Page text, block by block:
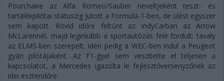
Pourchaire az Alfa Romeo/Sauber neveltjeként teszt- és
tartalékpilótai státuszig jutott a Formula-1-ben, de ülést egyszer
sem kapott. Rövid időre feltűnt az IndyCarban az Arrow
McLarennél, majd leginkább a sportautózás felé fordult: tavaly
az ELMS-ben szerepelt, idén pedig a WEC-ben indul a Peugeot
gyári pilótájaként. Az F1-gyel sem veszítette el teljesen a
kapcsolatot, a Mercedes igazolta le fejlesztőversenyzőnek az
idei esztendőre.